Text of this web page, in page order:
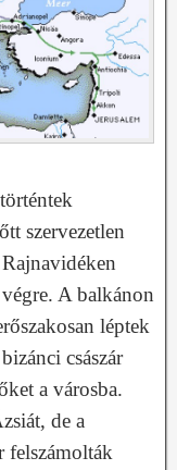
szervezetlen
A balkánon
léptek
császár
a városba.
de a
felszámolták